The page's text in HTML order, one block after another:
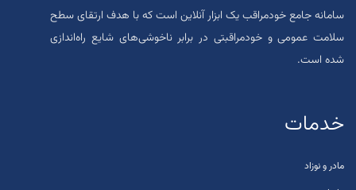
سامانه جامع خودمراقب یک ابزار آنلاین است که با هدف ارتقای سطح
سلامت عمومی و خودمراقبتی در برابر ناخوشی‌های شایع راه‌اندازی
شده است.
خدمات
مادر و نوزاد